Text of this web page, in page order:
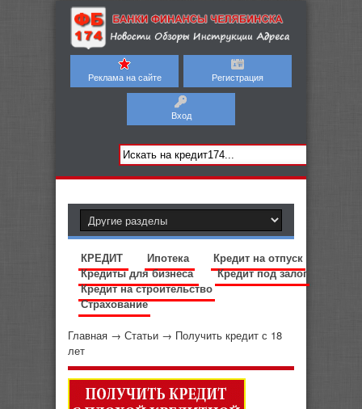
Реклама на сайте Регистрация
Вход
КРЕДИТ Ипотека
Кредит на отпуск
Кредиты для бизнеса
Кредит под залог
Кредит на строительство
Страхование
Главная → Статьи → Получить кредит с 18
лет